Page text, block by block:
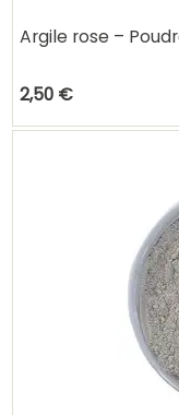
Argile rose –
2,50 €